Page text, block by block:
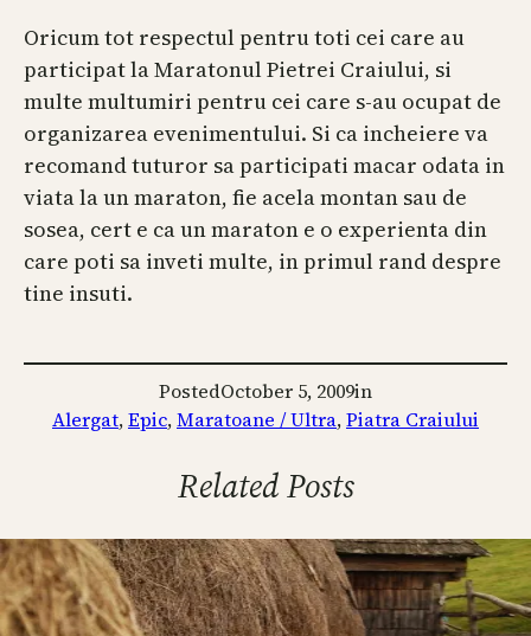
Oricum tot respectul pentru toti cei care au
participat la Maratonul Pietrei Craiului, si
multe multumiri pentru cei care s-au ocupat de
organizarea evenimentului. Si ca incheiere va
recomand tuturor sa participati macar odata in
viata la un maraton, fie acela montan sau de
sosea, cert e ca un maraton e o experienta din
care poti sa inveti multe, in primul rand despre
tine insuti.
PostedOctober 5, 2009in
Alergat, Epic, Maratoane / Ultra, Piatra Craiului
Related Posts